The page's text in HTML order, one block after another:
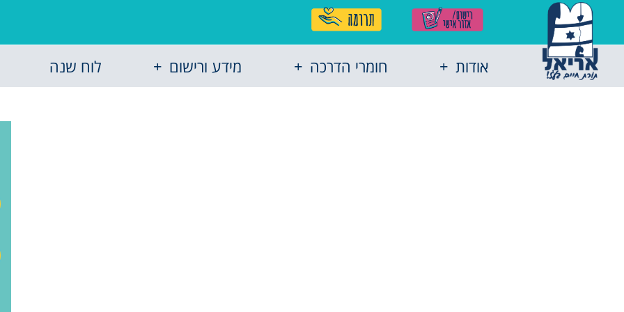
אודות חומרי הדרכה מידע ורישום לוח שנה